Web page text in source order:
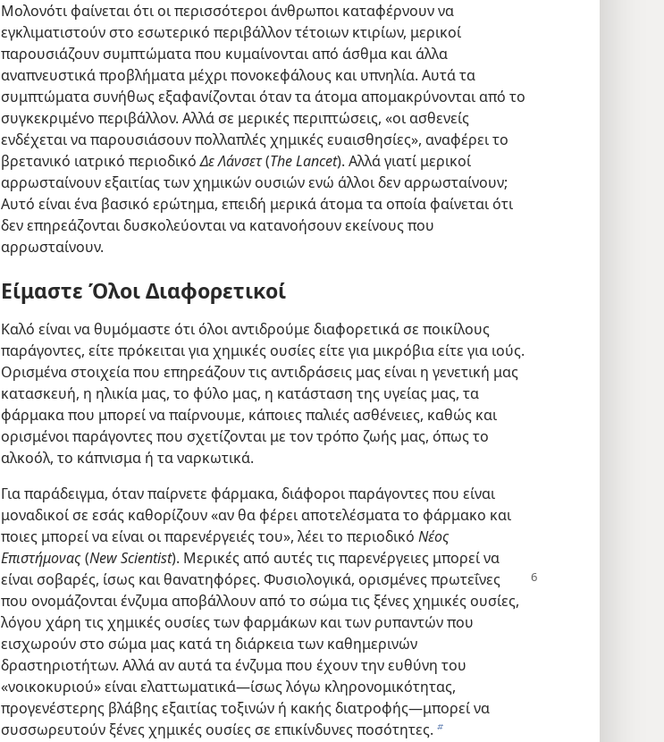
Μολονότι φαίνεται ότι οι περισσότεροι άνθρωποι καταφέρνουν να
εγκλιματιστούν στο εσωτερικό περιβάλλον τέτοιων κτιρίων, μερικοί
παρουσιάζουν συμπτώματα που κυμαίνονται από άσθμα και άλλα
αναπνευστικά προβλήματα μέχρι πονοκεφάλους και υπνηλία. Αυτά τα
συμπτώματα συνήθως εξαφανίζονται όταν τα άτομα απομακρύνονται από το
συγκεκριμένο περιβάλλον. Αλλά σε μερικές περιπτώσεις, «οι ασθενείς
ενδέχεται να παρουσιάσουν πολλαπλές χημικές ευαισθησίες», αναφέρει το
βρετανικό ιατρικό περιοδικόΔε Λάνσετ(The Lancet). Αλλά γιατί μερικοί
αρρωσταίνουν εξαιτίας των χημικών ουσιών ενώ άλλοι δεν αρρωσταίνουν;
Αυτό είναι ένα βασικό ερώτημα, επειδή μερικά άτομα τα οποία φαίνεται ότι
δεν επηρεάζονται δυσκολεύονται να κατανοήσουν εκείνους που
αρρωσταίνουν.
Είμαστε Όλοι Διαφορετικοί
Καλό είναι να θυμόμαστε ότι όλοι αντιδρούμε διαφορετικά σε ποικίλους
παράγοντες, είτε πρόκειται για χημικές ουσίες είτε για μικρόβια είτε για ιούς.
Ορισμένα στοιχεία που επηρεάζουν τις αντιδράσεις μας είναι η γενετική μας
κατασκευή, η ηλικία μας, το φύλο μας, η κατάσταση της υγείας μας, τα
φάρμακα που μπορεί να παίρνουμε, κάποιες παλιές ασθένειες, καθώς και
ορισμένοι παράγοντες που σχετίζονται με τον τρόπο ζωής μας, όπως το
αλκοόλ, το κάπνισμα ή τα ναρκωτικά.
Για παράδειγμα, όταν παίρνετε φάρμακα, διάφοροι παράγοντες που είναι
μοναδικοί σε εσάς καθορίζουν «αν θα φέρει αποτελέσματα το φάρμακο και
ποιες μπορεί να είναι οι παρενέργειές του», λέει το περιοδικό Νέος
Επιστήμονας(New Scientist). Μερικές από αυτές τις παρενέργειες μπορεί να
είναι σοβαρές, ίσως και θανατηφόρες. Φυσιολογικά, ορισμένες πρωτεΐνες
που ονομάζονται ένζυμα αποβάλλουν από το σώμα τις ξένες χημικές ουσίες,
λόγου χάρη τις χημικές ουσίες των φαρμάκων και των ρυπαντών που
εισχωρούν στο σώμα μας κατά τη διάρκεια των καθημερινών
δραστηριοτήτων. Αλλά αν αυτά τα ένζυμα που έχουν την ευθύνη του
«νοικοκυριού» είναι ελαττωματικά​—ίσως λόγω κληρονομικότητας,
προγενέστερης βλάβης εξαιτίας τοξινών ή κακής διατροφής—​μπορεί να
συσσωρευτούν ξένες χημικές ουσίες σε επικίνδυνες ποσότητες. b